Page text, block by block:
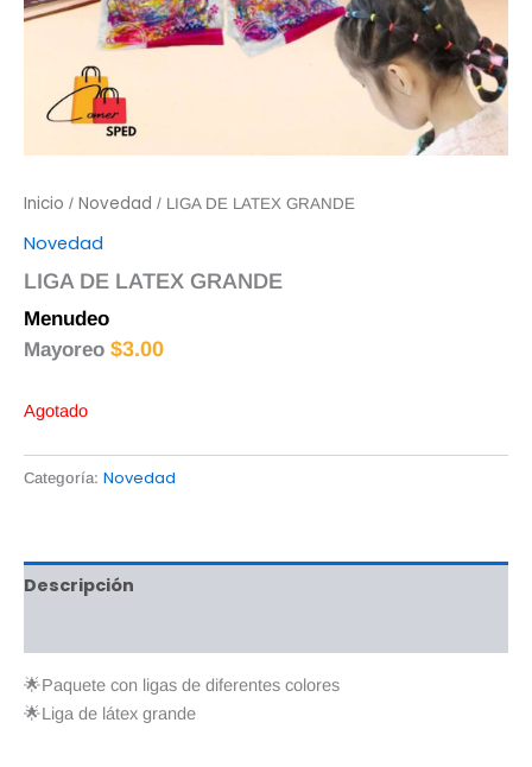
Inicio / Novedad / LIGA DE LATEX GRANDE
Novedad
LIGA DE LATEX GRANDE
Menudeo
Mayoreo $3.00
Agotado
Categoría: Novedad
Descripción
🌟Paquete con ligas de diferentes colores
🌟Liga de látex grande